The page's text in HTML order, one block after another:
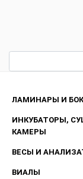
ЛАМИНАРЫ И
ИНКУБАТОРЫ,
КАМЕРЫ
ВЕСЫ И
ВИАЛЫ